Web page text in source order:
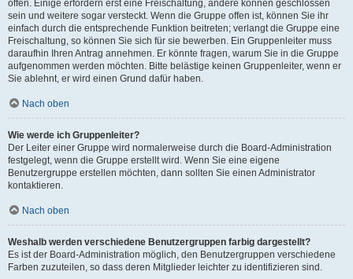
offen. Einige erfordern erst eine Freischaltung, andere können geschlossen
sein und weitere sogar versteckt. Wenn die Gruppe offen ist, können Sie ihr
einfach durch die entsprechende Funktion beitreten; verlangt die Gruppe eine
Freischaltung, so können Sie sich für sie bewerben. Ein Gruppenleiter muss
daraufhin Ihren Antrag annehmen. Er könnte fragen, warum Sie in die Gruppe
aufgenommen werden möchten. Bitte belästige keinen Gruppenleiter, wenn er
Sie ablehnt, er wird einen Grund dafür haben.
Nach oben
Wie werde ich Gruppenleiter?
Der Leiter einer Gruppe wird normalerweise durch die Board-Administration
festgelegt, wenn die Gruppe erstellt wird. Wenn Sie eine eigene
Benutzergruppe erstellen möchten, dann sollten Sie einen Administrator
kontaktieren.
Nach oben
Weshalb werden verschiedene Benutzergruppen farbig dargestellt?
Es ist der Board-Administration möglich, den Benutzergruppen verschiedene
Farben zuzuteilen, so dass deren Mitglieder leichter zu identifizieren sind.